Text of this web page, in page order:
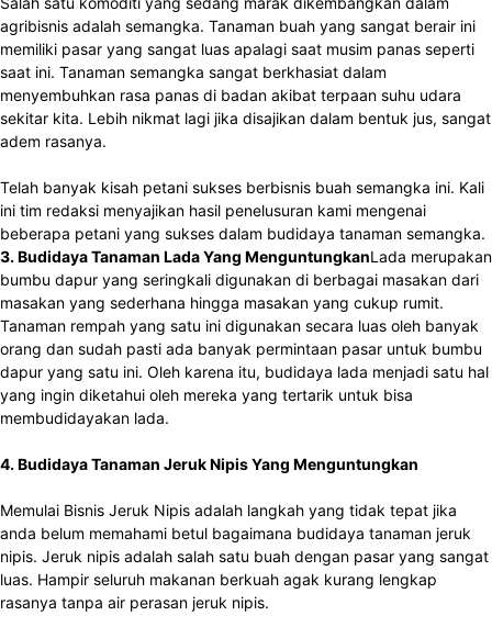
agribisnis adalah semangka. Tanaman buah yang sangat berair ini
memiliki pasar yang sangat luas apalagi saat musim panas seperti
saat ini. Tanaman semangka sangat berkhasiat dalam
menyembuhkan rasa panas di badan akibat terpaan suhu udara
sekitar kita. Lebih nikmat lagi jika disajikan dalam bentuk jus, sangat
adem rasanya.
Telah banyak kisah petani sukses berbisnis buah semangka ini. Kali
ini tim redaksi menyajikan hasil penelusuran kami mengenai
beberapa petani yang sukses dalam budidaya tanaman semangka.
3. Budidaya Tanaman Lada Yang MenguntungkanLada merupakan
bumbu dapur yang seringkali digunakan di berbagai masakan dari
masakan yang sederhana hingga masakan yang cukup rumit.
Tanaman rempah yang satu ini digunakan secara luas oleh banyak
orang dan sudah pasti ada banyak permintaan pasar untuk bumbu
dapur yang satu ini. Oleh karena itu, budidaya lada menjadi satu hal
yang ingin diketahui oleh mereka yang tertarik untuk bisa
membudidayakan lada.
4. Budidaya Tanaman Jeruk Nipis Yang Menguntungkan
Memulai Bisnis Jeruk Nipis adalah langkah yang tidak tepat jika
anda belum memahami betul bagaimana budidaya tanaman jeruk
nipis. Jeruk nipis adalah salah satu buah dengan pasar yang sangat
luas. Hampir seluruh makanan berkuah agak kurang lengkap
rasanya tanpa air perasan jeruk nipis.